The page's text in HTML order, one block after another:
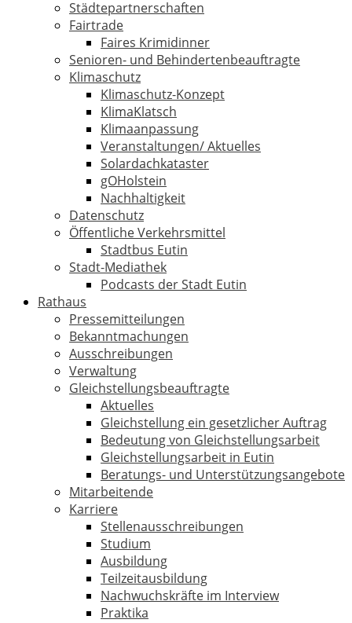
Städtepartnerschaften
Fairtrade
Faires Krimidinner
Senioren- und Behindertenbeauftragte
Klimaschutz
Klimaschutz-Konzept
KlimaKlatsch
Klimaanpassung
Veranstaltungen/ Aktuelles
Solardachkataster
gOHolstein
Nachhaltigkeit
Datenschutz
Öffentliche Verkehrsmittel
Stadtbus Eutin
Stadt-Mediathek
Podcasts der Stadt Eutin
Rathaus
Pressemitteilungen
Bekanntmachungen
Ausschreibungen
Verwaltung
Gleichstellungsbeauftragte
Aktuelles
Gleichstellung ein gesetzlicher Auftrag
Bedeutung von Gleichstellungsarbeit
Gleichstellungsarbeit in Eutin
Beratungs- und Unterstützungsangebote
Mitarbeitende
Karriere
Stellenausschreibungen
Studium
Ausbildung
Teilzeitausbildung
Nachwuchskräfte im Interview
Praktika